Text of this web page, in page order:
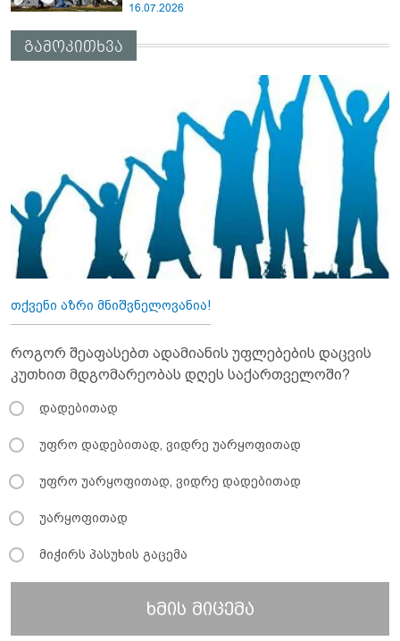
16.07.2026
გამოკითხვა
თქვენი აზრი მნიშვნელოვანია!
როგორ შეაფასებთ ადამიანის უფლებების დაცვის
კუთხით მდგომარეობას დღეს საქართველოში?
დადებითად
უფრო დადებითად, ვიდრე უარყოფითად
უფრო უარყოფითად, ვიდრე დადებითად
უარყოფითად
მიჭირს პასუხის გაცემა
ხმის მიცემა